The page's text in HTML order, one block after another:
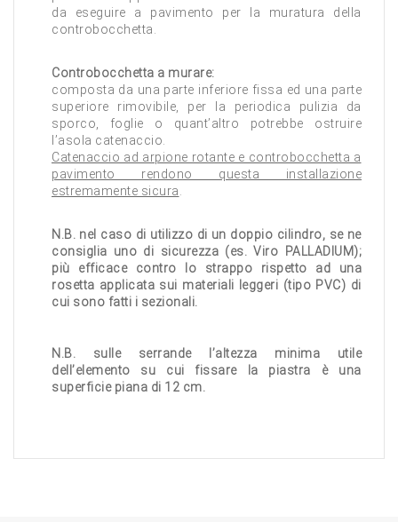
da eseguire a pavimento per la muratura della
controbocchetta.
Controbocchetta a murare:
composta da una parte inferiore fissa ed una parte
superiore rimovibile, per la periodica pulizia da
sporco, foglie o quant’altro potrebbe ostruire
l’asola catenaccio.
Catenaccio ad arpione rotante e controbocchetta a
pavimento rendono questa installazione
estremamente sicura
N.B. nel caso di utilizzo di un doppio cilindro, se ne
consiglia uno di sicurezza (es. Viro PALLADIUM);
più efficace contro lo strappo rispetto ad una
rosetta applicata sui materiali leggeri (tipo PVC) di
cui sono fatti i sezionali.
N.B. sulle serrande l’altezza minima utile
dell’elemento su cui fissare la piastra è una
superficie piana di 12 cm.